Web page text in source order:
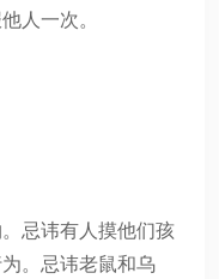
人一次。
忌讳有人摸他们孩
。忌讳老鼠和乌